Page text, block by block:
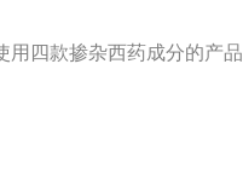
用四款掺杂西药成分的产品